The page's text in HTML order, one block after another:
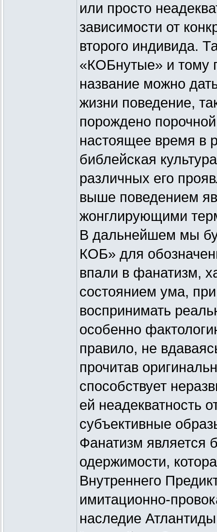
или просто
зависимости от
второго индивида.
«КОБнутые» и тому
название можно
жизни поведение,
порождено
настоящее время в
библейская
различных его
выше поведением
жонглирующими
В дальнейшем мы
КОБ» для
впали в фанатизм,
состоянием ума,
воспринимать
особенно
правило, не
прочитав
способствует
ей неадекватность
субъективные
Фанатизм является
одержимости,
Внутреннего
имитационно-
наследие